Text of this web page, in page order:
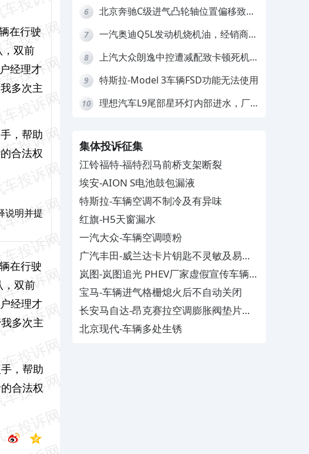
在行驶
双前
经理才
多次主
，帮助
合法权
说明并提
在行驶
，双前
经理才
多次主
，帮助
合法权
6
北京奔驰C级进气凸轮轴位置偏移致发
7
一汽奥迪Q5L发动机烧机油，经销商推
8
上汽大众朗逸中控遭减配致卡顿死机，
9 特斯拉-Model 3车辆FSD功能无法使用
10
理想汽车L9尾部星环灯内部进水，厂
集体投诉征集
江铃福特-福特烈马前桥支架断裂
埃安-AION S电池鼓包漏液
特斯拉-车辆空调不制冷及有异味
红旗-H5天窗漏水
一汽大众-车辆空调喷粉
广汽丰田-威兰达卡片钥匙不灵敏及易消
磁
岚图-岚图追光 PHEV厂家虚假宣传车辆配
置与功能
宝马-车辆进气格栅熄火后不自动关闭
长安马自达-昂克赛拉空调膨胀阀垫片生
锈
北京现代-车辆多处生锈